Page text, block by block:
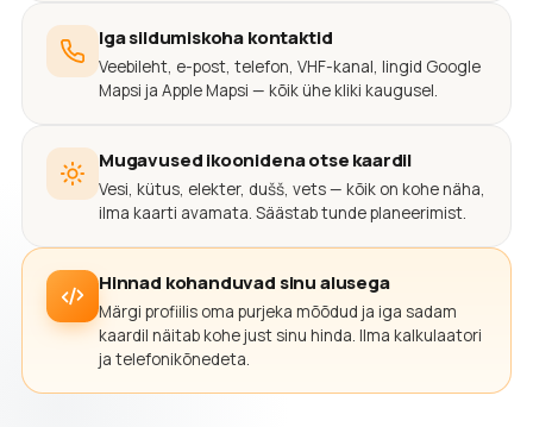
Iga sildumiskoha kontaktid
Veebileht, e-post, telefon, VHF-kanal, lingid Google
Mapsi ja Apple Mapsi — kõik ühe kliki kaugusel.
Mugavused ikoonidena otse kaardil
Vesi, kütus, elekter, dušš, vets — kõik on kohe näha,
ilma kaarti avamata. Säästab tunde planeerimist.
Hinnad kohanduvad sinu alusega
Märgi profiilis oma purjeka mõõdud ja iga sadam
kaardil näitab kohe just sinu hinda. Ilma kalkulaatori
ja telefonikõnedeta.